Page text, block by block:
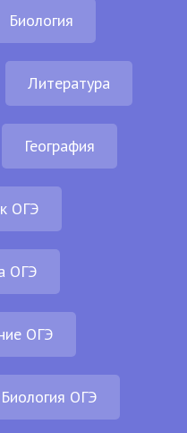
Биология
Литература
География
ОГЭ
ОГЭ
ОГЭ
Биология ОГЭ